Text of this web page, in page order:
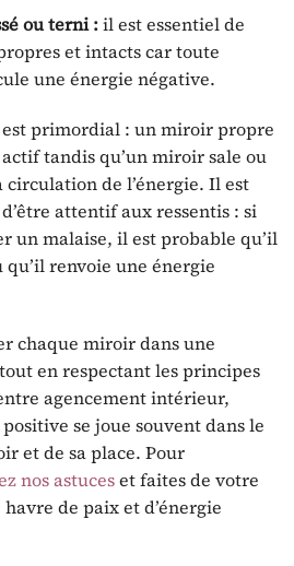
ou terni :il est essentiel de
et intacts car toute
une énergie négative.
primordial : un miroir propre
tandis qu’un miroir sale ou
de l’énergie. Il est
attentif aux ressentis : si
un malaise, il est probable qu’il
renvoie une énergie
chaque miroir dans une
en respectant les principes
agencement intérieur,
se joue souvent dans le
et de sa place. Pour
nos astuceset faites de votre
de paix et d’énergie